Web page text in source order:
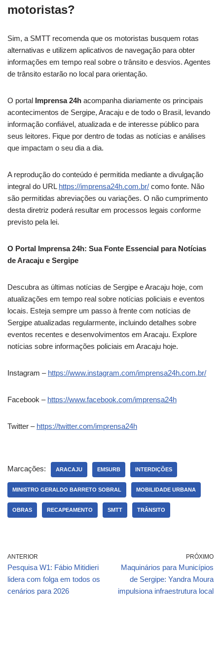
motoristas?
Sim, a SMTT recomenda que os motoristas busquem rotas
alternativas e utilizem aplicativos de navegação para obter
informações em tempo real sobre o trânsito e desvios. Agentes
de trânsito estarão no local para orientação.
O portal Imprensa 24h acompanha diariamente os principais
acontecimentos de Sergipe, Aracaju e de todo o Brasil, levando
informação confiável, atualizada e de interesse público para
seus leitores. Fique por dentro de todas as notícias e análises
que impactam o seu dia a dia.
A reprodução do conteúdo é permitida mediante a divulgação
integral do URL https://imprensa24h.com.br/ como fonte. Não
são permitidas abreviações ou variações. O não cumprimento
desta diretriz poderá resultar em processos legais conforme
previsto pela lei.
O Portal Imprensa 24h: Sua Fonte Essencial para Notícias
de Aracaju e Sergipe
Descubra as últimas notícias de Sergipe e Aracaju hoje, com
atualizações em tempo real sobre notícias policiais e eventos
locais. Esteja sempre um passo à frente com notícias de
Sergipe atualizadas regularmente, incluindo detalhes sobre
eventos recentes e desenvolvimentos em Aracaju. Explore
notícias sobre informações policiais em Aracaju hoje.
Instagram – https://www.instagram.com/imprensa24h.com.br/
Facebook – https://www.facebook.com/imprensa24h
Twitter – https://twitter.com/imprensa24h
Marcações: ARACAJU EMSURB INTERDIÇÕES
MINISTRO GERALDO BARRETO SOBRAL MOBILIDADE URBANA
OBRAS RECAPEAMENTO SMTT TRÂNSITO
ANTERIOR
Pesquisa W1: Fábio Mitidieri
lidera com folga em todos os
cenários para 2026
PRÓXIMO
Maquinários para Municípios
de Sergipe: Yandra Moura
impulsiona infraestrutura local